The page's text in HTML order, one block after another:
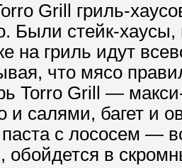
Grill гриль-
Были стейк-хаусы,
на гриль идут
что мясо
Torro Grill —
и салями, багет и
с лососем —
обойдется в